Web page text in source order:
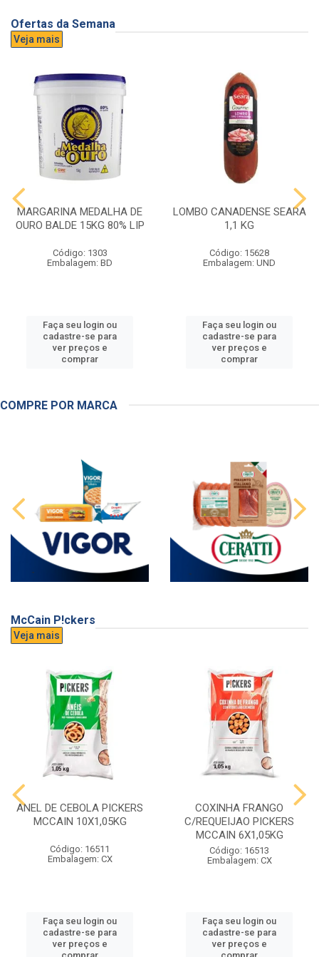
Ofertas da Semana
Veja mais
MARGARINA MEDALHA DE
OURO BALDE 15KG 80% LIP
Código: 1303
Embalagem: BD
Faça seu login ou
cadastre-se para
ver preços e
comprar
LOMBO CANADENSE SEARA
1,1 KG
Código: 15628
Embalagem: UND
Faça seu login ou
cadastre-se para
ver preços e
comprar
COMPRE POR MARCA
McCain P!ckers
Veja mais
ANEL DE CEBOLA PICKERS
MCCAIN 10X1,05KG
Código: 16511
Embalagem: CX
Faça seu login ou
cadastre-se para
ver preços e
COXINHA FRANGO
C/REQUEIJAO PICKERS
MCCAIN 6X1,05KG
Código: 16513
Embalagem: CX
Faça seu login ou
cadastre-se para
ver preços e